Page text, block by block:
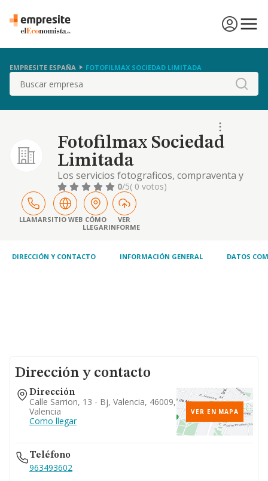
EMPRESITE ESPAÑA FOTOFILMAX SOCIEDAD LIMITADA
Buscar
Fotofilmax Sociedad
Limitada
Los servicios fotograficos, compraventa y
comercio al por mayor o menor de material y
aparatos fotograficos y la recepcion y
revelado de carretes fotograficos
0/5( 0 votos)
LLAMARSITIO WEB CÓMO
LLEGAR
VER
INFORME
DIRECCIÓN Y CONTACTO INFORMACIÓN GENERAL DATOS
Dirección y contacto
Dirección
Calle Sarrion, 13 - Bj, Valencia, 46009,
Valencia
Como llegar
VER EN MAPA
Teléfono
963493602